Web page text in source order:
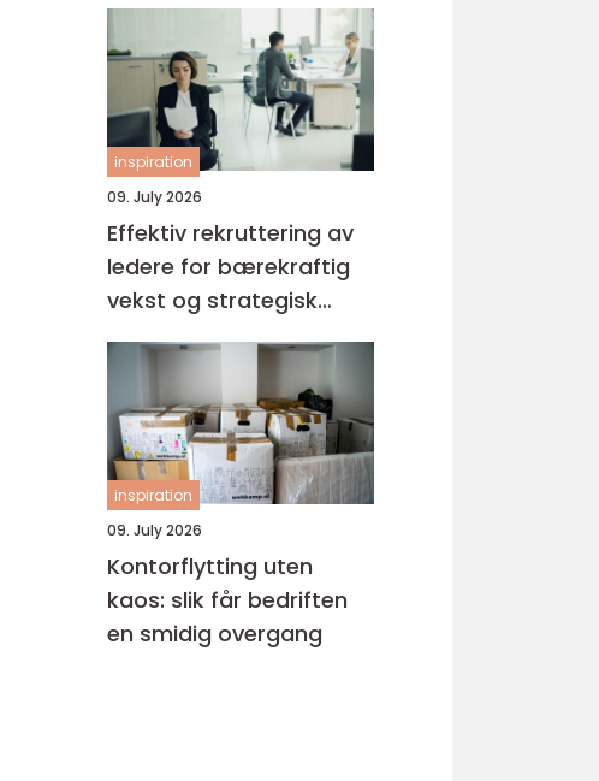
inspiration
09. July 2026
Effektiv rekruttering av
ledere for bærekraftig
vekst og strategisk
suksess
inspiration
09. July 2026
Kontorflytting uten
kaos: slik får bedriften
en smidig overgang